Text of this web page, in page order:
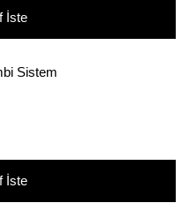
İste
Sistem
İste